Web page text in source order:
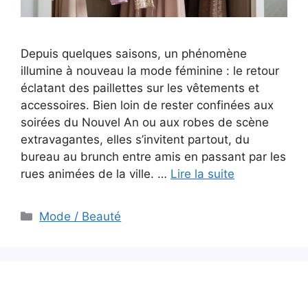
Depuis quelques saisons, un phénomène
illumine à nouveau la mode féminine : le retour
éclatant des paillettes sur les vêtements et
accessoires. Bien loin de rester confinées aux
soirées du Nouvel An ou aux robes de scène
extravagantes, elles s’invitent partout, du
bureau au brunch entre amis en passant par les
rues animées de la ville. … Lire la suite
Catégories
Mode / Beauté